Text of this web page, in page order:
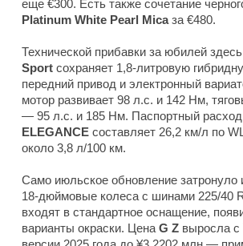
еще €300. Есть также сочетание
Platinum White Pearl Micaза €480.
Технической прибавки за юбилей здесь
Sport сохраняет 1,8-литровую
передний привод и электронный
мотор развивает 98 л.с. и 142 Нм,
— 95 л.с. и 185 Нм. Паспортный расход
ELEGANCE составляет 26,2 км/л по
около 3,8 л/100 км.
Само июльское обновление
18-дюймовые колеса с шинами 225/40
входят в стандартное оснащение,
варианты окраски. Цена G Z выросла с